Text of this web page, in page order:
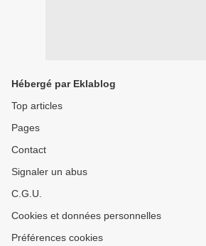
Hébergé par Eklablog
Top articles
Pages
Contact
Signaler un abus
C.G.U.
Cookies et données personnelles
Préférences cookies